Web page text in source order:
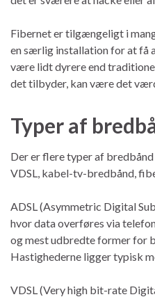
Fibernet er tilgængeligt i
en særlig installation for at få
være lidt dyrere end
det tilbyder, kan være det
Typer af
Der er flere typer af bredbånd
VDSL, kabel-tv-bredbånd,
ADSL (Asymmetric Digital
hvor data overføres via
og mest udbredte former for
Hastighederne ligger typisk
VDSL (Very high bit-rate